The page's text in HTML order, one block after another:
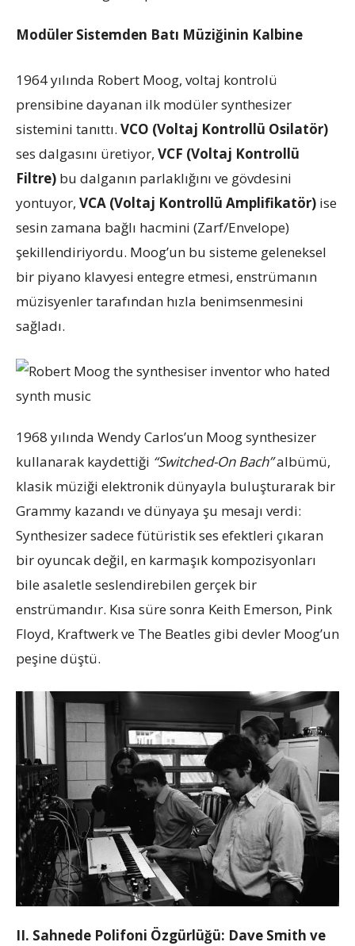
Modüler Sistemden Batı Müziğinin Kalbine
1964 yılında Robert Moog, voltaj kontrolü
prensibine dayanan ilk modüler synthesizer
sistemini tanıttı. VCO (Voltaj Kontrollü Osilatör)
ses dalgasını üretiyor, VCF (Voltaj Kontrollü
Filtre) bu dalganın parlaklığını ve gövdesini
yontuyor, VCA (Voltaj Kontrollü Amplifikatör) ise
sesin zamana bağlı hacmini (Zarf/Envelope)
şekillendiriyordu. Moog’un bu sisteme geleneksel
bir piyano klavyesi entegre etmesi, enstrümanın
müzisyenler tarafından hızla benimsenmesini
sağladı.
1968 yılında Wendy Carlos’un Moog synthesizer
kullanarak kaydettiği “Switched-On Bach”albümü,
klasik müziği elektronik dünyayla buluşturarak bir
Grammy kazandı ve dünyaya şu mesajı verdi:
Synthesizer sadece fütüristik ses efektleri çıkaran
bir oyuncak değil, en karmaşık kompozisyonları
bile asaletle seslendirebilen gerçek bir
enstrümandır. Kısa süre sonra Keith Emerson, Pink
Floyd, Kraftwerk ve The Beatles gibi devler Moog’un
peşine düştü.
II. Sahnede Polifoni Özgürlüğü: Dave Smith ve